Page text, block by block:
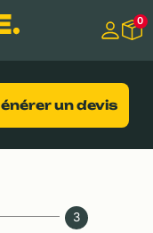
0
Générer un devis
3